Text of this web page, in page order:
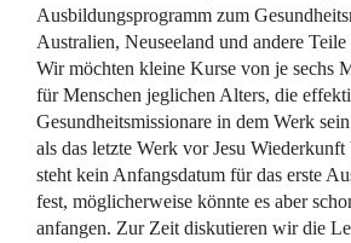
Ausbildungsprogramm zum
Australien, Neuseeland und andere Teile
Wir möchten kleine Kurse von je sechs
für Menschen jeglichen Alters, die
Gesundheitsmissionare in dem Werk
als das letzte Werk vor Jesu
steht kein Anfangsdatum für das erste
fest, möglicherweise könnte es aber
anfangen. Zur Zeit diskutieren wir die